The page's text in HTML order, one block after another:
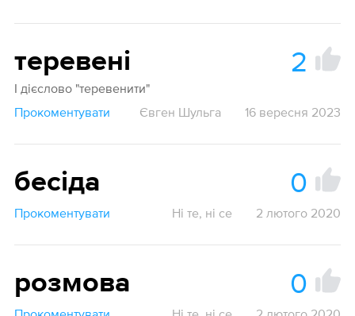
теревені 2
І дієслово "теревенити"
Прокоментувати
Євген Шульга 16 вересня 2023
бесіда 0
Прокоментувати Ні те, ні се 2 лютого 2020
розмова 0